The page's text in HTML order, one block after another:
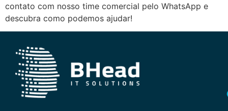
contato com nosso time comercial pelo WhatsApp e
descubra como podemos ajudar!